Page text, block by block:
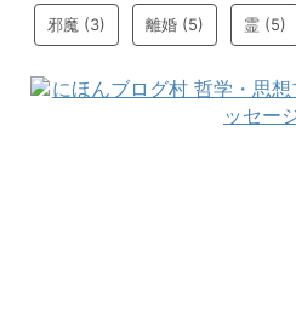
邪魔 (3) 離婚 (5) 霊 (5)